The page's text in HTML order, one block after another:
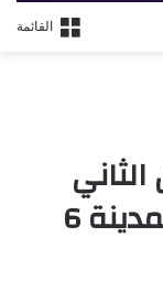
القائمة
أثناء مشاجرة مع زوجها بمدينة 6